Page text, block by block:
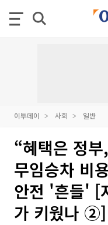
이투데이 사회 일반
“혜택은 정
무임승차 비
안전 '흔들' [
가 키웠나 ②]